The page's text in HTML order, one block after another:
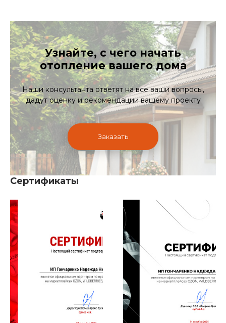
Узнайте, с чего начать
отопление вашего дома
Наши консультанта ответят на все ваши вопросы,
дадут оценку и рекомендации вашему проекту
Заказать
Сертификаты